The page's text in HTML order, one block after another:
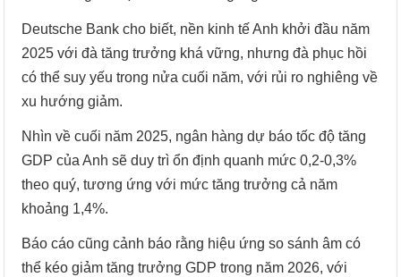
Deutsche Bank cho biết, nền kinh tế Anh khởi đầu năm
2025 với đà tăng trưởng khá vững, nhưng đà phục hồi
có thể suy yếu trong nửa cuối năm, với rủi ro nghiêng về
xu hướng giảm.
Nhìn về cuối năm 2025, ngân hàng dự báo tốc độ tăng
GDP của Anh sẽ duy trì ổn định quanh mức 0,2-0,3%
theo quý, tương ứng với mức tăng trưởng cả năm
khoảng 1,4%.
Báo cáo cũng cảnh báo rằng hiệu ứng so sánh âm có
thể kéo giảm tăng trưởng GDP trong năm 2026, với